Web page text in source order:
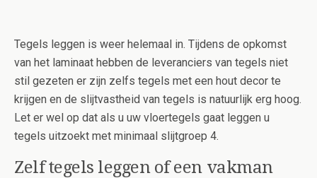
Tegels leggen is weer helemaal in. Tijdens de opkomst
van het laminaat hebben de leveranciers van tegels niet
stil gezeten er zijn zelfs tegels met een hout decor te
krijgen en de slijtvastheid van tegels is natuurlijk erg hoog.
Let er wel op dat als u uw vloertegels gaat leggen u
tegels uitzoekt met minimaal slijtgroep 4.
Zelf tegels leggen of een vakman